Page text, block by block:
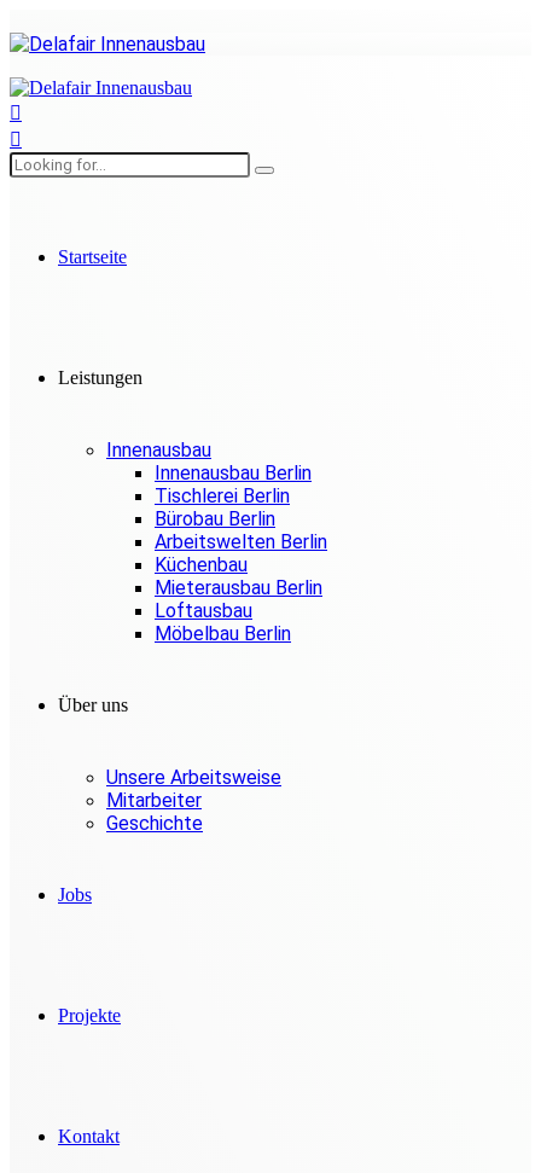
Startseite
Leistungen
Innenausbau
Innenausbau Berlin
Tischlerei Berlin
Bürobau Berlin
Arbeitswelten Berlin
Küchenbau
Mieterausbau Berlin
Loftausbau
Möbelbau Berlin
Über uns
Unsere Arbeitsweise
Mitarbeiter
Geschichte
Jobs
Projekte
Kontakt